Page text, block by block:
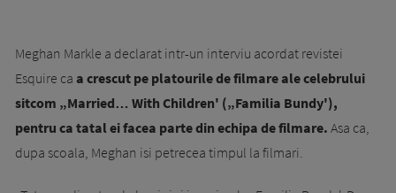
Meghan Markle a declarat intr-un interviu acordat revistei
Esquire ca a crescut pe platourile de filmare ale celebrului
sitcom „Married… With Children' („Familia Bundy'),
pentru ca tatal ei facea parte din echipa de filmare. Asa ca,
dupa scoala, Meghan isi petrecea timpul la filmari.